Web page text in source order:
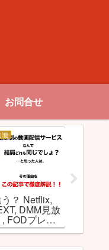
お問合せ
識
？ Netflix,
DMM見放
FODプレミ
較！